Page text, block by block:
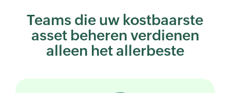
Teams die uw kostbaarste
asset beheren verdienen
alleen het allerbeste